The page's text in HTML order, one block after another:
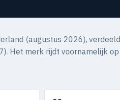
(augustus 2026),
Het merk rijdt voornamelijk